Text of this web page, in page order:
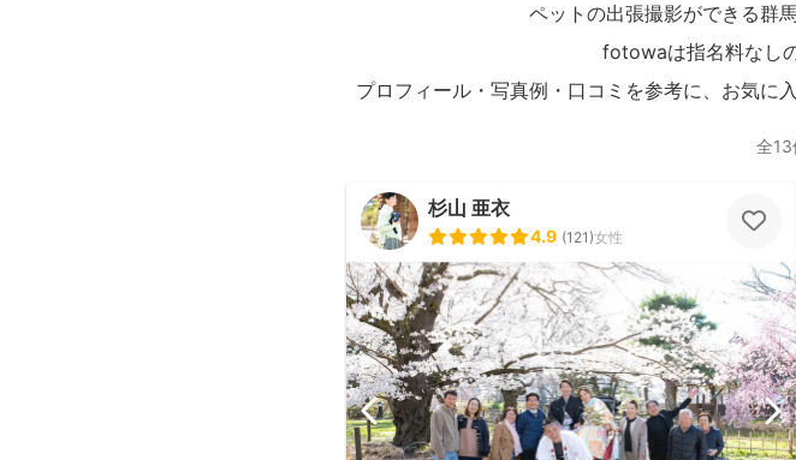
ペットの出張撮影ができる群
fotowaは指名料なし
プロフィール・写真例・口コミを参考に、お気に
全13
杉山 亜衣
4.9 (121)女性